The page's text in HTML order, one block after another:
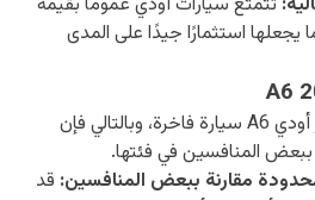
يجعلها استثمارًا جيدًا على المدى
تعتبر أودي A6 سيارة فاخرة، وبالتالي فإن
المنافسين في فئتها.
مقارنة ببعض المنافسين: قد